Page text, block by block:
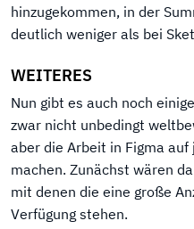
hinzugekommen, in der
deutlich weniger als bei
WEITERES
Nun gibt es auch noch
zwar nicht unbedingt
aber die Arbeit in Figma
machen. Zunächst wären
mit denen die eine große
Verfügung stehen.